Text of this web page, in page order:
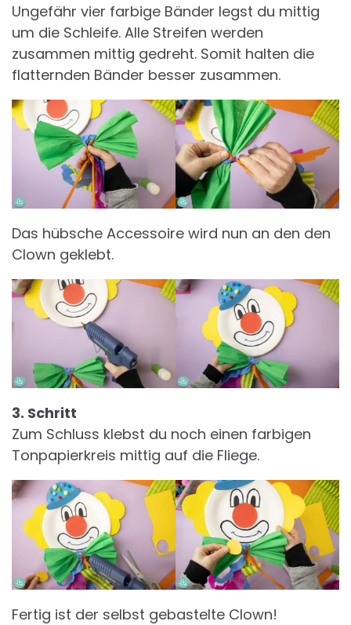
Ungefähr vier farbige Bänder legst du mittig
um die Schleife. Alle Streifen werden
zusammen mittig gedreht. Somit halten die
flatternden Bänder besser zusammen.
Das hübsche Accessoire wird nun an den den
Clown geklebt.
3. Schritt
Zum Schluss klebst du noch einen farbigen
Tonpapierkreis mittig auf die Fliege.
Fertig ist der selbst gebastelte Clown!